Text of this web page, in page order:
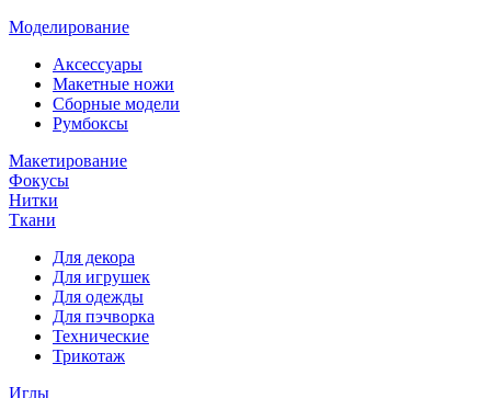
Моделирование
Аксессуары
Макетные ножи
Сборные модели
Румбоксы
Макетирование
Фокусы
Нитки
Ткани
Для декора
Для игрушек
Для одежды
Для пэчворка
Технические
Трикотаж
Иглы